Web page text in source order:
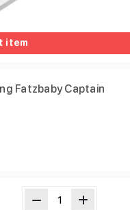
item
Fatzbaby Captain